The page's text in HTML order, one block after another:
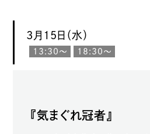
3月15日（水）
13:30〜 18:30〜
『気まぐれ冠者』